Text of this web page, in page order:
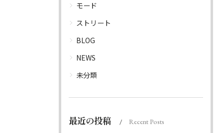
モード
ストリート
BLOG
NEWS
未分類
最近の投稿 Recent Posts